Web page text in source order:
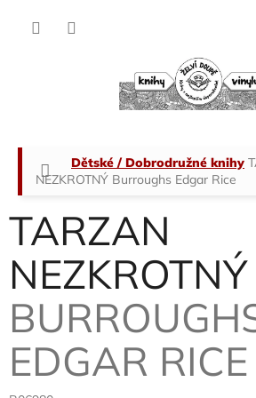
Domů
Dětské / Dobrodružné knihy
NEZKROTNÝ Burroughs Edgar Rice
TARZAN
NEZKROTNÝ
EDGAR RICE